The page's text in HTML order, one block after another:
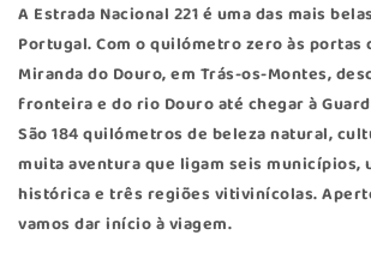
A Estrada Nacional 221 é uma das mais
Portugal. Com o quilómetro zero às portas
Miranda do Douro, em Trás-os-Montes,
fronteira e do rio Douro até chegar à
São 184 quilómetros de beleza natural,
muita aventura que ligam seis municípios,
histórica e três regiões vitivinícolas.
vamos dar início à viagem.